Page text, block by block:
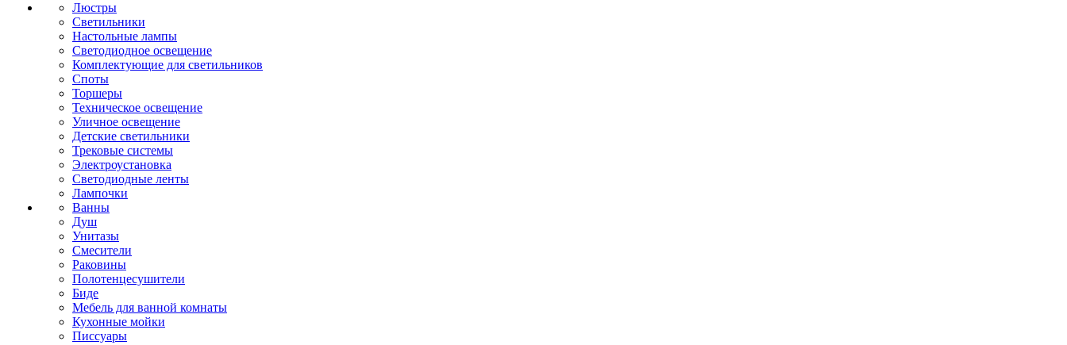
Люстры
Светильники
Настольные лампы
Светодиодное освещение
Комплектующие для светильников
Споты
Торшеры
Техническое освещение
Уличное освещение
Детские светильники
Трековые системы
Электроустановка
Светодиодные ленты
Лампочки
Ванны
Душ
Унитазы
Смесители
Раковины
Полотенцесушители
Биде
Мебель для ванной комнаты
Кухонные мойки
Писсуары